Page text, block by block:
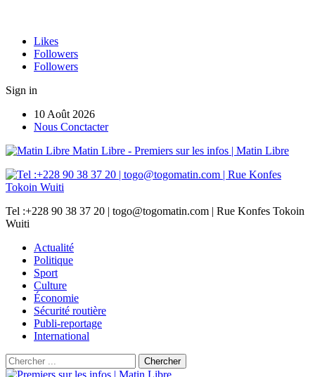
Likes
Followers
Followers
Sign in
10 Août 2026
Nous Conctacter
Matin Libre - Premiers sur les infos | Matin Libre
Tel :+228 90 38 37 20 | togo@togomatin.com | Rue Konfes Tokoin
Wuiti
Actualité
Politique
Sport
Culture
Économie
Sécurité routière
Publi-reportage
International